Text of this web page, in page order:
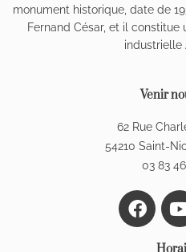
monument historique, date de
Fernand César, et il constitue
industrielle
Venir
62 Rue
54210 Saint-
03 83
F
a